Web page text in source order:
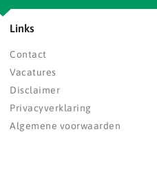
Links
Contact
Vacatures
Disclaimer
Privacyverklaring
Algemene voorwaarden